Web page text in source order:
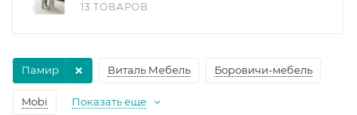
13 ТОВАРОВ
Виталь Мебель Боровичи-мебель
Mobi
Памир
Показать еще